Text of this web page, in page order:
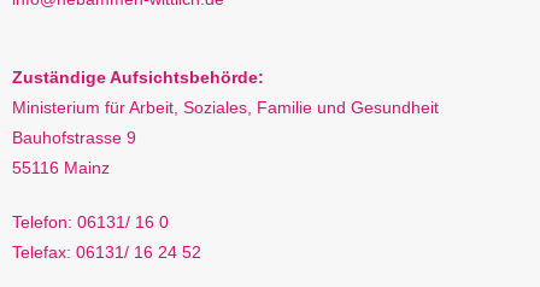
Zuständige Aufsichtsbehörde:
Ministerium für Arbeit, Soziales, Familie und Gesundheit
Bauhofstrasse 9
55116 Mainz
Telefon: 06131/ 16 0
Telefax: 06131/ 16 24 52